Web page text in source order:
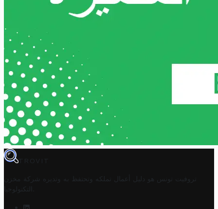
TROVIT
تروفيت تونس هو دليل أعمال تملكه وتحتفظ به وتديره
شركة مخزن
التكنولوجيا